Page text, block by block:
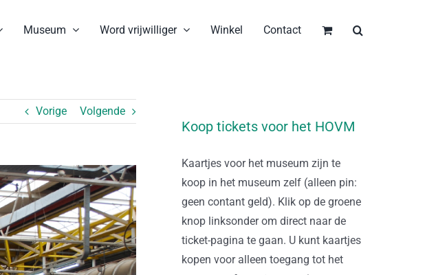
Museum Word vrijwilliger Winkel Contact
Vorige Volgende
Koop tickets voor het HOVM
Kaartjes voor het museum zijn te
koop in het museum zelf (alleen pin:
geen contant geld). Klik op de groene
knop linksonder om direct naar de
ticket-pagina te gaan. U kunt kaartjes
kopen voor alleen toegang tot het